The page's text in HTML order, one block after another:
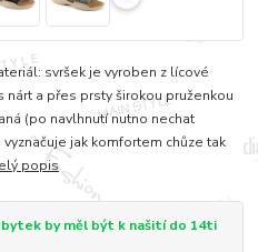
svršek je vyroben z lícové
a přes prsty širokou pruženkou
(po navlhnutí nutno nechat
jak komfortem chůze tak
popis
by měl být k našití do 14ti